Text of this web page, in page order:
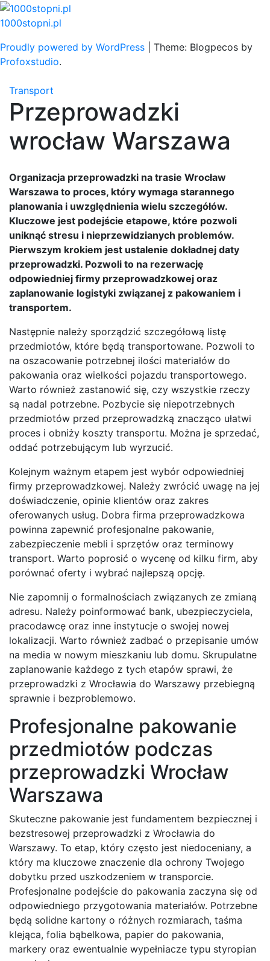
Skip
to
1000stopni.pl
Proudly powered by WordPress
Theme: Blogpecos by
Profoxstudio.
Transport
Przeprowadzki
wrocław Warszawa
Organizacja przeprowadzki na trasie Wrocław
Warszawa to proces, który wymaga starannego
planowania i uwzględnienia wielu szczegółów.
Kluczowe jest podejście etapowe, które pozwoli
uniknąć stresu i nieprzewidzianych problemów.
Pierwszym krokiem jest ustalenie dokładnej daty
przeprowadzki. Pozwoli to na rezerwację
odpowiedniej firmy przeprowadzkowej oraz
zaplanowanie logistyki związanej z pakowaniem i
transportem.
Następnie należy sporządzić szczegółową listę
przedmiotów, które będą transportowane. Pozwoli to
na oszacowanie potrzebnej ilości materiałów do
pakowania oraz wielkości pojazdu transportowego.
Warto również zastanowić się, czy wszystkie rzeczy
są nadal potrzebne. Pozbycie się niepotrzebnych
przedmiotów przed przeprowadzką znacząco ułatwi
proces i obniży koszty transportu. Można je sprzedać,
oddać potrzebującym lub wyrzucić.
Kolejnym ważnym etapem jest wybór odpowiedniej
firmy przeprowadzkowej. Należy zwrócić uwagę na jej
doświadczenie, opinie klientów oraz zakres
oferowanych usług. Dobra firma przeprowadzkowa
powinna zapewnić profesjonalne pakowanie,
zabezpieczenie mebli i sprzętów oraz terminowy
transport. Warto poprosić o wycenę od kilku firm, aby
porównać oferty i wybrać najlepszą opcję.
Nie zapomnij o formalnościach związanych ze zmianą
adresu. Należy poinformować bank, ubezpieczyciela,
pracodawcę oraz inne instytucje o swojej nowej
lokalizacji. Warto również zadbać o przepisanie umów
na media w nowym mieszkaniu lub domu. Skrupulatne
zaplanowanie każdego z tych etapów sprawi, że
przeprowadzki z Wrocławia do Warszawy przebiegną
sprawnie i bezproblemowo.
Profesjonalne pakowanie
przedmiotów podczas
przeprowadzki Wrocław
Warszawa
Skuteczne pakowanie jest fundamentem bezpiecznej i
bezstresowej przeprowadzki z Wrocławia do
Warszawy. To etap, który często jest niedoceniany, a
który ma kluczowe znaczenie dla ochrony Twojego
dobytku przed uszkodzeniem w transporcie.
Profesjonalne podejście do pakowania zaczyna się od
odpowiedniego przygotowania materiałów. Potrzebne
będą solidne kartony o różnych rozmiarach, taśma
klejąca, folia bąbelkowa, papier do pakowania,
markery oraz ewentualnie wypełniacze typu styropian